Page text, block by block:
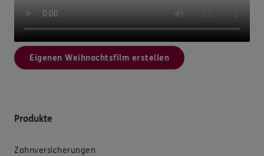
Eigenen Weihnachtsfilm erstellen
Produkte
Zahnversicherungen